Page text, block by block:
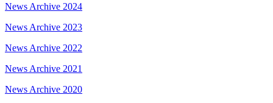
News Archive 2024
News Archive 2023
News Archive 2022
News Archive 2021
News Archive 2020